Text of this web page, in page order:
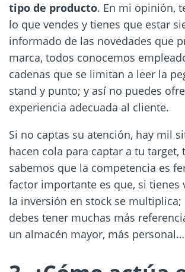
tipo de producto. En mi opinión,
lo que vendes y tienes que estar
informado de las novedades que
marca, todos conocemos
cadenas que se limitan a leer la
stand y punto; y así no puedes
experiencia adecuada al cliente.
Si no captas su atención, hay mil
hacen cola para captar a tu target,
sabemos que la competencia es
factor importante es que, si tienes
la inversión en stock se
debes tener muchas más
un almacén mayor, más